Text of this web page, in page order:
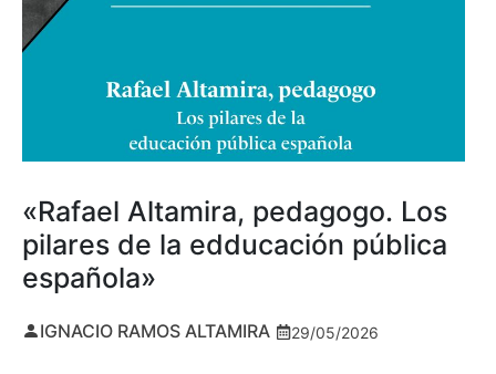
«Rafael Altamira, pedagogo. Los
pilares de la edducación pública
española»
IGNACIO RAMOS ALTAMIRA 29/05/2026